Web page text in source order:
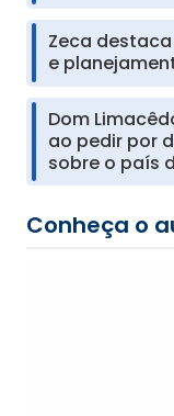
Zeca
e
Dom
ao pedir por
sobre o país
Conheça o